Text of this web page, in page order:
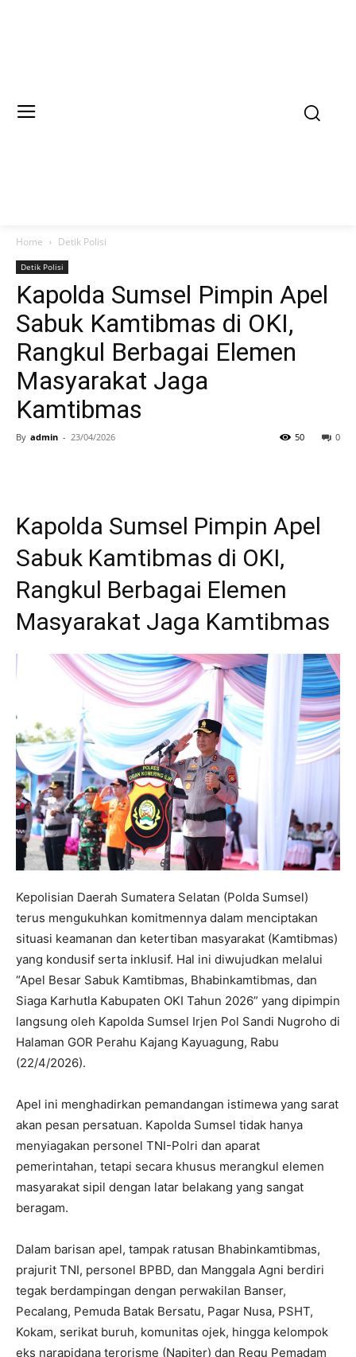
Home Detik Polisi
Detik Polisi
Kapolda Sumsel Pimpin Apel
Sabuk Kamtibmas di OKI,
Rangkul Berbagai Elemen
Masyarakat Jaga
Kamtibmas
By admin - 23/04/2026 0
50
Kapolda Sumsel Pimpin Apel
Sabuk Kamtibmas di OKI,
Rangkul Berbagai Elemen
Masyarakat Jaga Kamtibmas
Kepolisian Daerah Sumatera Selatan (Polda Sumsel)
terus mengukuhkan komitmennya dalam menciptakan
situasi keamanan dan ketertiban masyarakat (Kamtibmas)
yang kondusif serta inklusif. Hal ini diwujudkan melalui
“Apel Besar Sabuk Kamtibmas, Bhabinkamtibmas, dan
Siaga Karhutla Kabupaten OKI Tahun 2026” yang dipimpin
langsung oleh Kapolda Sumsel Irjen Pol Sandi Nugroho di
Halaman GOR Perahu Kajang Kayuagung, Rabu
(22/4/2026).
Apel ini menghadirkan pemandangan istimewa yang sarat
akan pesan persatuan. Kapolda Sumsel tidak hanya
menyiagakan personel TNI-Polri dan aparat
pemerintahan, tetapi secara khusus merangkul elemen
masyarakat sipil dengan latar belakang yang sangat
beragam.
Dalam barisan apel, tampak ratusan Bhabinkamtibmas,
prajurit TNI, personel BPBD, dan Manggala Agni berdiri
tegak berdampingan dengan perwakilan Banser,
Pecalang, Pemuda Batak Bersatu, Pagar Nusa, PSHT,
Kokam, serikat buruh, komunitas ojek, hingga kelompok
eks narapidana terorisme (Napiter) dan Regu Pemadam